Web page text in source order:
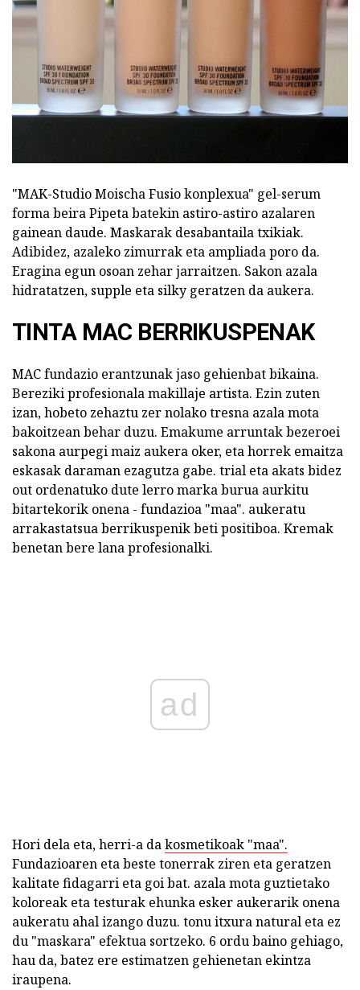
"MAK-Studio Moischa Fusio konplexua" gel-serum
forma beira Pipeta batekin astiro-astiro azalaren
gainean daude. Maskarak desabantaila txikiak.
Adibidez, azaleko zimurrak eta ampliada poro da.
Eragina egun osoan zehar jarraitzen. Sakon azala
hidratatzen, supple eta silky geratzen da aukera.
TINTA MAC BERRIKUSPENAK
MAC fundazio erantzunak jaso gehienbat bikaina.
Bereziki profesionala makillaje artista. Ezin zuten
izan, hobeto zehaztu zer nolako tresna azala mota
bakoitzean behar duzu. Emakume arruntak bezeroei
sakona aurpegi maiz aukera oker, eta horrek emaitza
eskasak daraman ezagutza gabe. trial eta akats bidez
out ordenatuko dute lerro marka burua aurkitu
bitartekorik onena - fundazioa "maa". aukeratu
arrakastatsua berrikuspenik beti positiboa. Kremak
benetan bere lana profesionalki.
ad
Hori dela eta, herri-a dakosmetikoak "maa".
Fundazioaren eta beste tonerrak ziren eta geratzen
kalitate fidagarri eta goi bat. azala mota guztietako
koloreak eta testurak ehunka esker aukerarik onena
aukeratu ahal izango duzu. tonu itxura natural eta ez
du "maskara" efektua sortzeko. 6 ordu baino gehiago,
hau da, batez ere estimatzen gehienetan ekintza
iraupena.